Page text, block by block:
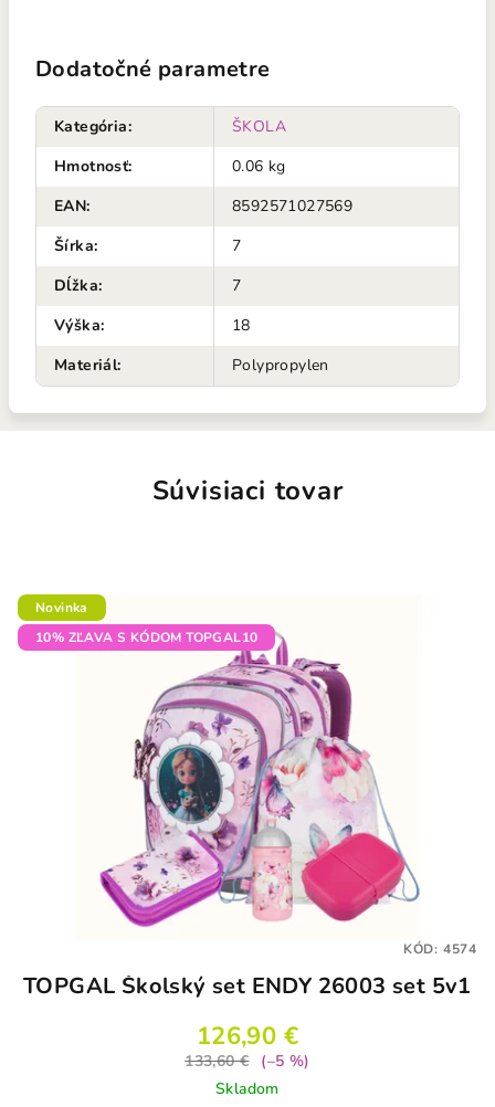
Dodatočné parametre
Kategória:
ŠKOLA
Hmotnosť:
0.06 kg
EAN:
8592571027569
Šírka:
7
Dĺžka:
7
Výška:
18
Materiál: Polypropylen
Súvisiaci tovar
Novinka
10% ZĽAVA S KÓDOM TOPGAL10
TOPGAL Školský set ENDY 26003 set 5v1
126,90 €
133,60 €
(–5 %)
Skladom
KÓD: 4574